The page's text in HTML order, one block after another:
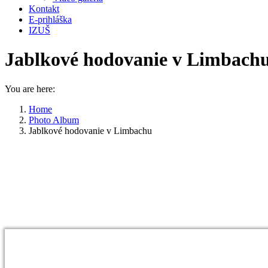
Kontakt
E-prihláška
IZUŠ
Jablkové hodovanie v
You are here:
Home
Photo Album
Jablkové hodovanie v Limbachu